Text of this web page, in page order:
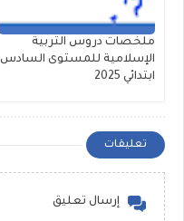
ملخصات دروس التربية
الإسلامية للمستوى السادس
ابتدائي 2025
تعليقات
إرسال تعليق